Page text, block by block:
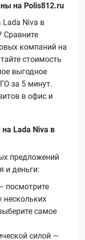
на Polis812.ru
Lada Niva в
Сравните
компаний на
стоимость
выгодное
за 5 минут.
в офис и
Lada Niva в
предложений
и деньги:
посмотрите
нескольких
самое
силой —